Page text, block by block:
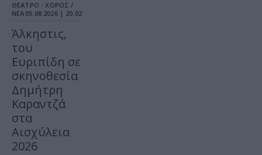
ΘΕΑΤΡΟ - ΧΟΡΟΣ /
ΝΕΑ 05.08.2026 | 20.02
Άλκηστις,
του
Ευριπίδη σε
σκηνοθεσία
Δημήτρη
Καραντζά
στα
Αισχύλεια
2026